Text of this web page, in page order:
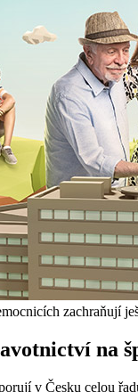
zachraňují
na
v Česku celou